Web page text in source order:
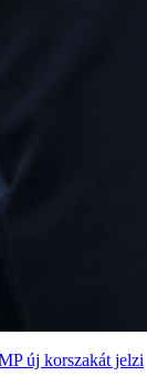
új korszakát jelzi